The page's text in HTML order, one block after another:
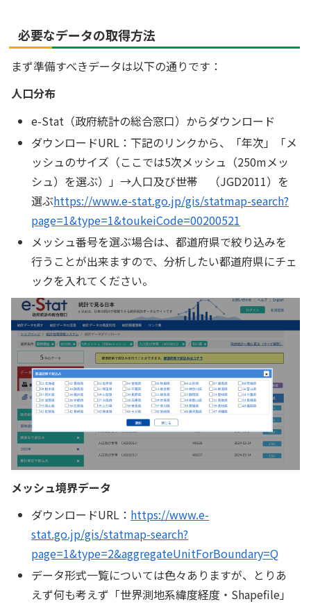
必要なデータの取得方法
まず準備すべきデータは以下の通りです：
人口分布
e-Stat（政府統計の総合窓口）からダウンロード
ダウンロードURL：下記のリンクから、「年次」「メ
ッシュのサイズ（ここでは5次メッシュ（250mメッ
シュ）を選ぶ）」→人口及び世帯 （JGD2011）を
選ぶhttps://www.e-stat.go.jp/gis/statmap-search?
page=1&type=1&toukeiCode=00200521
メッシュ番号を選ぶ場合は、都道府県で絞り込みを
行うことが出来ますので、分析したい都道府県にチェ
ックを入れてください。
メッシュ境界データ
ダウンロードURL： https://www.e-
stat.go.jp/gis/statmap-search?
page=1&type=2&aggregateUnitForBoundary=Q
データ形式一覧については色々ありますが、とりあ
えず何も考えず「世界測地系緯度経度・Shapefile」